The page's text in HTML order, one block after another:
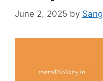
June 2, 2025 by